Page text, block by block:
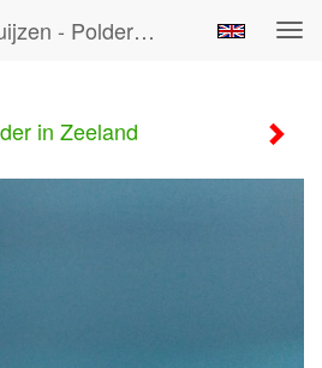
Nelly Van Nieuwenhuijzen - Polder In Zeeland
in Zeeland